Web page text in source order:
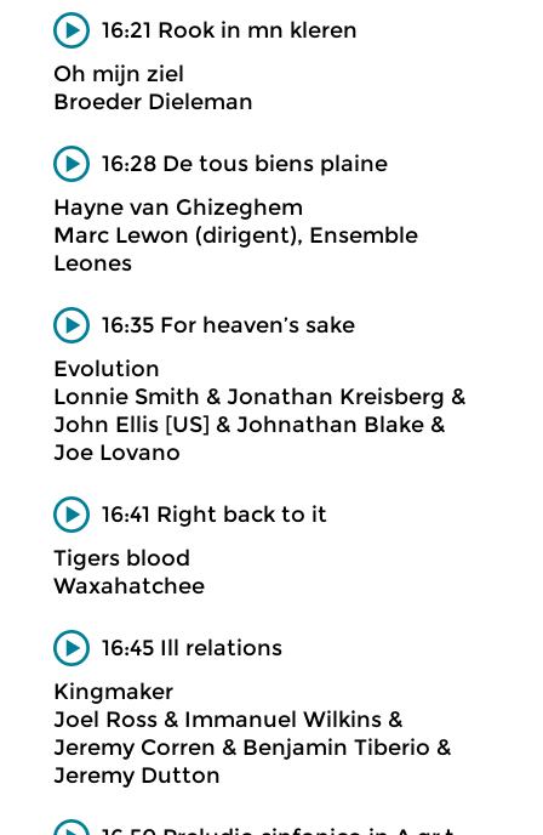
16:21 Rook in mn kleren
Oh mijn ziel
Broeder Dieleman
16:28 De tous biens plaine
Hayne van Ghizeghem
Marc Lewon (dirigent), Ensemble
Leones
16:35 For heaven’s sake
Evolution
Lonnie Smith & Jonathan Kreisberg &
John Ellis [US] & Johnathan Blake &
Joe Lovano
16:41 Right back to it
Tigers blood
Waxahatchee
16:45 Ill relations
Kingmaker
Joel Ross & Immanuel Wilkins &
Jeremy Corren & Benjamin Tiberio &
Jeremy Dutton